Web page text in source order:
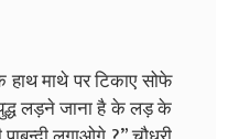
हाथ माथे पर टिकाए सोफे
लड़ने जाना है के लड़ के